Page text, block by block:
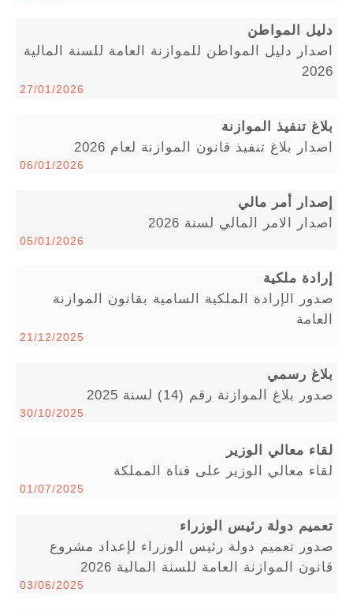
دليل المواطن
اصدار دليل المواطن للموازنة العامة للسنة المالية
2026
27/01/2026
بلاغ تنفيذ الموازنة
اصدار بلاغ تنفيذ قانون الموازنة لعام 2026
06/01/2026
إصدار أمر مالي
اصدار الامر المالي لسنة 2026
05/01/2026
إرادة ملكية
صدور الإرادة الملكية السامية بقانون الموازنة
العامة
21/12/2025
بلاغ رسمي
صدور بلاغ الموازنة رقم (14) لسنة 2025
30/10/2025
لقاء معالي الوزير
لقاء معالي الوزير على قناة المملكة
01/07/2025
تعميم دولة رئيس الوزراء
صدور تعميم دولة رئيس الوزراء لإعداد مشروع
قانون الموازنة العامة للسنة المالية 2026
03/06/2025